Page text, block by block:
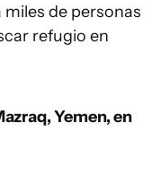
de personas
refugio en
Yemen, en